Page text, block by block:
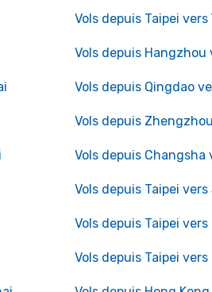
Vols depuis Taipei vers
Vols depuis Hangzhou
Vols depuis Qingdao
Vols depuis
Vols depuis Changsha
Vols depuis Taipei vers
Vols depuis Taipei vers
Vols depuis Taipei vers